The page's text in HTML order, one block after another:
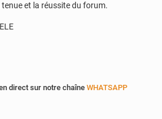
et la réussite du forum.
direct sur notre chaîne WHATSAPP